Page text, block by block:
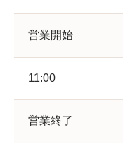
営業開始
11:00
営業終了